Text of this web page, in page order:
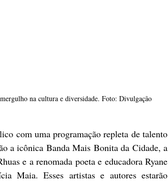
na cultura e diversidade. Foto: Divulgação
com uma programação repleta de talento
a icônica Banda Mais Bonita da Cidade, a
e a renomada poeta e educadora Ryane
Maia. Esses artistas e autores estarão